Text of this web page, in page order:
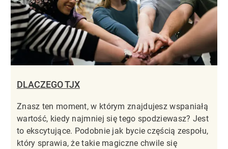
DLACZEGO TJX
Znasz ten moment, w którym znajdujesz wspaniałą
wartość, kiedy najmniej się tego spodziewasz? Jest
to ekscytujące. Podobnie jak bycie częścią zespołu,
który sprawia, że takie magiczne chwile się